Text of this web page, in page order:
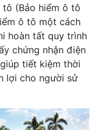
(Bảo hiểm ô tô
ô tô một cách
hoàn tất quy trình
chứng nhận điện
tiết kiệm thời
lợi cho người sử